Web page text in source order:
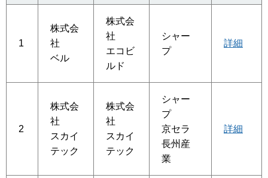
1
株式会
社
ベル
株式会
社
エコビ
ルド
シャー
プ
詳細
2
株式会
社
スカイ
テック
株式会
社
スカイ
テック
シャー
プ
京セラ
長州産
業
詳細